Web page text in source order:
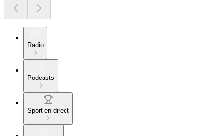
Radio
Podcasts
Sport en direct